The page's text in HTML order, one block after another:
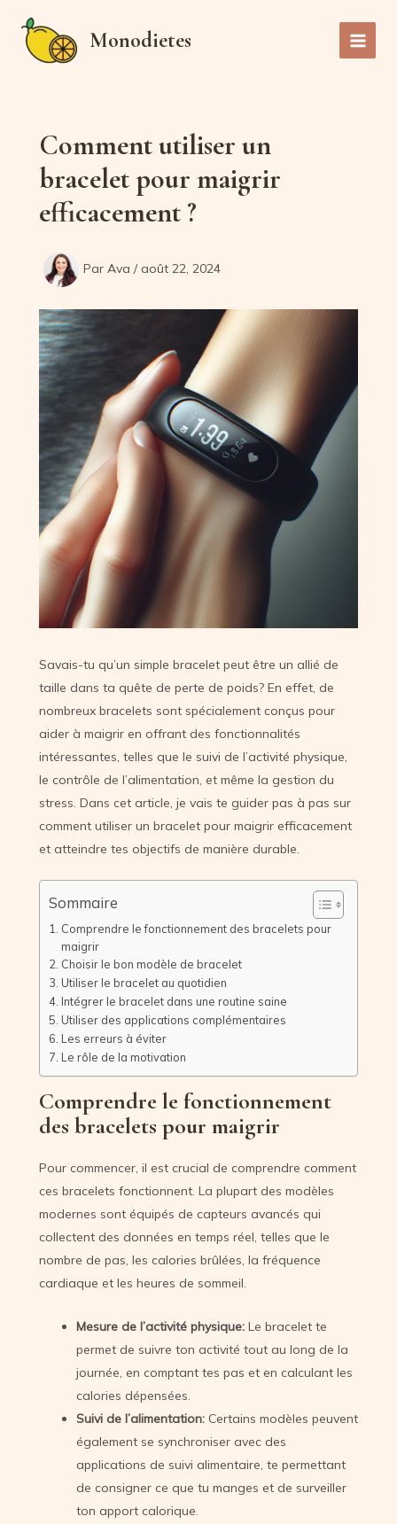
contenu
Monodietes
Main
Comment utiliser un
bracelet pour maigrir
efficacement ?
Par Ava /août 22, 2024
Savais-tu qu’un simple bracelet peut être un allié de
taille dans ta quête de perte de poids? En effet, de
nombreux bracelets sont spécialement conçus pour
aider à maigrir en offrant des fonctionnalités
intéressantes, telles que le suivi de l’activité physique,
le contrôle de l’alimentation, et même la gestion du
stress. Dans cet article, je vais te guider pas à pas sur
comment utiliser un bracelet pour maigrir efficacement
et atteindre tes objectifs de manière durable.
Sommaire
Comprendre le fonctionnement des bracelets pour
maigrir
Choisir le bon modèle de bracelet
Utiliser le bracelet au quotidien
Intégrer le bracelet dans une routine saine
Utiliser des applications complémentaires
Les erreurs à éviter
Le rôle de la motivation
Comprendre le fonctionnement
des bracelets pour maigrir
Pour commencer, il est crucial de comprendre comment
ces bracelets fonctionnent. La plupart des modèles
modernes sont équipés de capteurs avancés qui
collectent des données en temps réel, telles que le
nombre de pas, les calories brûlées, la fréquence
cardiaque et les heures de sommeil.
Mesure de l’activité physique: Le bracelet te
permet de suivre ton activité tout au long de la
journée, en comptant tes pas et en calculant les
calories dépensées.
Suivi de l’alimentation: Certains modèles peuvent
également se synchroniser avec des
applications de suivi alimentaire, te permettant
de consigner ce que tu manges et de surveiller
ton apport calorique.